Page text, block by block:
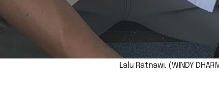
Lalu Ratnawi. (WINDY